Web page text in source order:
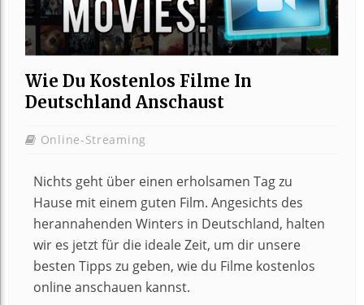
Wie Du Kostenlos Filme In
Deutschland Anschaust
Online-Streaming
Nichts geht über einen erholsamen Tag zu
Hause mit einem guten Film. Angesichts des
herannahenden Winters in Deutschland, halten
wir es jetzt für die ideale Zeit, um dir unsere
besten Tipps zu geben, wie du Filme kostenlos
online anschauen kannst.